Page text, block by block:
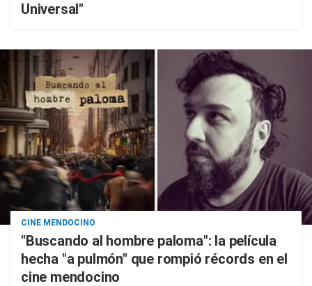
Universal"
CINE MENDOCINO
"Buscando al hombre paloma": la película
hecha "a pulmón" que rompió récords en el
cine mendocino